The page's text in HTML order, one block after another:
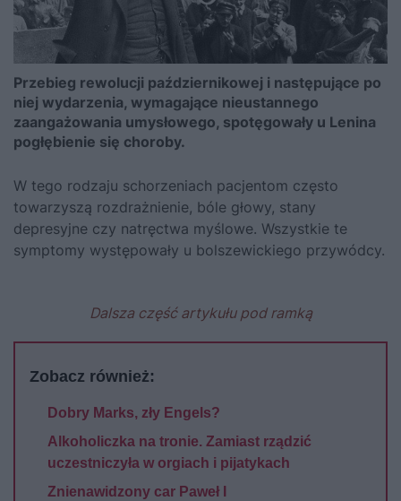
Przebieg rewolucji październikowej i następujące po
niej wydarzenia, wymagające nieustannego
zaangażowania umysłowego, spotęgowały u Lenina
pogłębienie się choroby.
W tego rodzaju schorzeniach pacjentom często
towarzyszą rozdrażnienie, bóle głowy, stany
depresyjne czy natręctwa myślowe. Wszystkie te
symptomy występowały u bolszewickiego przywódcy.
Dalsza część artykułu pod ramką
Zobacz również:
Dobry Marks, zły Engels?
Alkoholiczka na tronie. Zamiast rządzić
uczestniczyła w orgiach i pijatykach
Znienawidzony car Paweł I